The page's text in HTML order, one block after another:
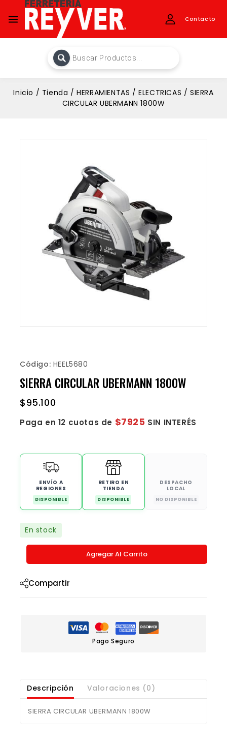
Contacto
Inicio / Tienda / HERRAMIENTAS / ELECTRICAS / SIERRA
CIRCULAR UBERMANN 1800W
Código: HEEL5680
SIERRA CIRCULAR UBERMANN 1800W
$95.100
Paga en 12 cuotas de $7925 SIN INTERÉS
ENVÍO A
REGIONES
DISPONIBLE
RETIRO EN
TIENDA
DISPONIBLE
DESPACHO
LOCAL
NO DISPONIBLE
En stock
Agregar Al Carrito
Compartir
Pago Seguro
Descripción Valoraciones (0)
SIERRA CIRCULAR UBERMANN 1800W